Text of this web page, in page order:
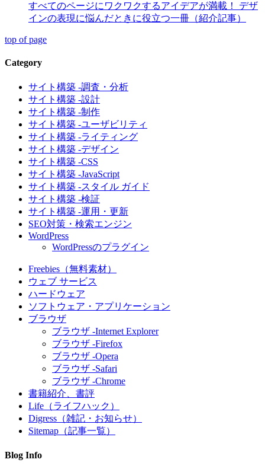
すべてのページにワクワクするアイデアが満載！ デザ
インの表現に悩んだときに役立つ一冊（紹介記事）
top of page
Category
サイト構築 -調査・分析
サイト構築 -設計
サイト構築 -制作
サイト構築 -ユーザビリティ
サイト構築 -ライティング
サイト構築 -デザイン
サイト構築 -CSS
サイト構築 -JavaScript
サイト構築 -スタイル ガイド
サイト構築 -検証
サイト構築 -運用・更新
SEO対策・検索エンジン
WordPress
WordPressのプラグイン
Freebies（無料素材）
ウェブ サービス
ハードウェア
ソフトウェア・アプリケーション
ブラウザ
ブラウザ -Internet Explorer
ブラウザ -Firefox
ブラウザ -Opera
ブラウザ -Safari
ブラウザ -Chrome
書籍紹介、書評
Life（ライフハック）
Digress（雑記・お知らせ）
Sitemap（記事一覧）
Blog Info